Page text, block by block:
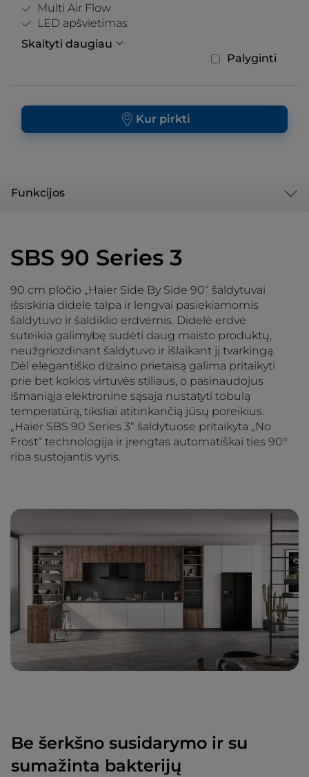
Multi Air Flow
LED apšvietimas
Skaityti daugiau
Palyginti
Kur pirkti
Funkcijos
SBS 90 Series 3
90 cm pločio „Haier Side By Side 90“ šaldytuvai
išsiskiria didele talpa ir lengvai pasiekiamomis
šaldytuvo ir šaldiklio erdvėmis. Didelė erdvė
suteikia galimybę sudėti daug maisto produktų,
neužgriozdinant šaldytuvo ir išlaikant jį tvarkingą.
Dėl elegantiško dizaino prietaisą galima pritaikyti
prie bet kokios virtuvės stiliaus, o pasinaudojus
išmaniąja elektronine sąsaja nustatyti tobulą
temperatūrą, tiksliai atitinkančią jūsų poreikius.
„Haier SBS 90 Series 3“ šaldytuose pritaikyta „No
Frost“ technologija ir įrengtas automatiškai ties 90°
riba sustojantis vyris.
Be šerkšno susidarymo ir su
sumažinta bakterijų